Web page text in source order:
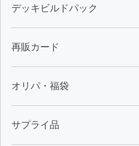
デッキビルドパック
再販カード
オリパ・福袋
サプライ品